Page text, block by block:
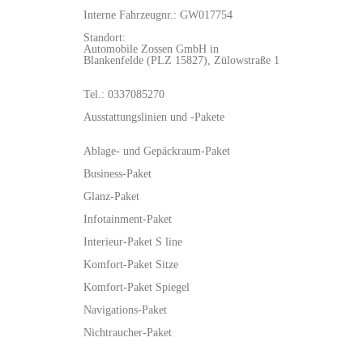
Interne Fahrzeugnr.: GW017754
Standort:
Automobile Zossen GmbH in
Blankenfelde (PLZ 15827), Zülowstraße 1
Tel.: 0337085270
Ausstattungslinien und -Pakete
Ablage- und Gepäckraum-Paket
Business-Paket
Glanz-Paket
Infotainment-Paket
Interieur-Paket S line
Komfort-Paket Sitze
Komfort-Paket Spiegel
Navigations-Paket
Nichtraucher-Paket